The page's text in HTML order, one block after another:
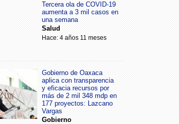
Tercera ola de COVID-19
aumenta a 3 mil casos en
una semana
Salud
Hace: 4 años 11 meses
Gobierno de Oaxaca
aplica con transparencia
y eficacia recursos por
más de 2 mil 348 mdp en
177 proyectos: Lazcano
Vargas
Gobierno